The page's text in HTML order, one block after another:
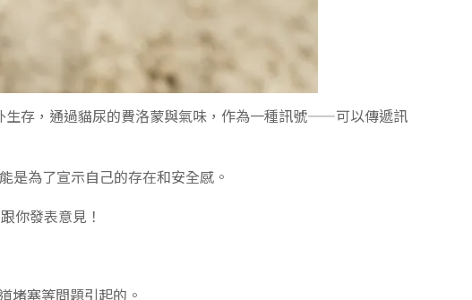
存，通過貓尿的費洛蒙與氣味，作為一種訊號——可以傳遞訊
是為了宣示自己的存在和安全感。
你發表意見！
塞等問題引起的。